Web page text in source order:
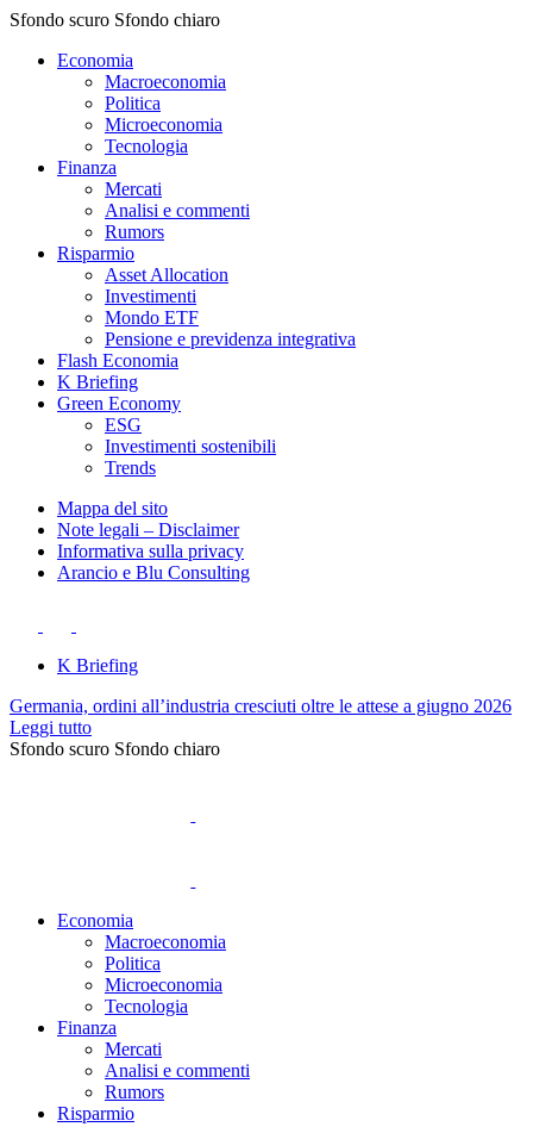
Sfondo scuro Sfondo chiaro
Economia
Macroeconomia
Politica
Microeconomia
Tecnologia
Finanza
Mercati
Analisi e commenti
Rumors
Risparmio
Asset Allocation
Investimenti
Mondo ETF
Pensione e previdenza integrativa
Flash Economia
K Briefing
Green Economy
ESG
Investimenti sostenibili
Trends
Mappa del sito
Note legali – Disclaimer
Informativa sulla privacy
Arancio e Blu Consulting
K Briefing
Germania, ordini all’industria cresciuti oltre le attese a giugno 2026
Leggi tutto
Sfondo scuro Sfondo chiaro
Economia
Macroeconomia
Politica
Microeconomia
Tecnologia
Finanza
Mercati
Analisi e commenti
Rumors
Risparmio